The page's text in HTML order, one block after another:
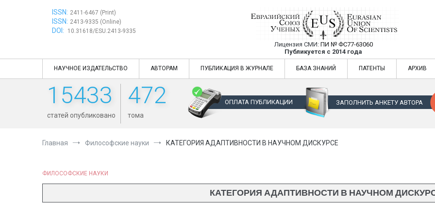
ISSN: 2411-6467 (Print)
ISSN: 2413-9335 (Online)
DOI: 10.31618/ESU.2413-9335
Евразийский Союз Ученых —
Лицензия СМИ: ПИ № ФС77-63060
Публикуется с 2014 года
Евразийский Союз Ученых — публикация научных статей в
НАУЧНОЕ ИЗДАТЕЛЬСТВО АВТОРАМ ПУБЛИКАЦИЯ В ЖУРНАЛЕ БАЗА ЗНАНИЙ ПАТЕНТЫ АРХИВ
15433
статей опубликовано
472
тома
ОПЛАТА ПУБЛИКАЦИИ ЗАПОЛНИТЬ АНКЕТУ АВТОРА
Главная Философские науки КАТЕГОРИЯ АДАПТИВНОСТИ В НАУЧНОМ ДИСКУРСЕ
ФИЛОСОФСКИЕ НАУКИ
КАТЕГОРИЯ АДАПТИВНОСТИ В НАУЧНОМ